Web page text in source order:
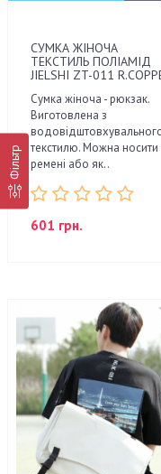
Фільтр
СУМКА ЖІНОЧА
ТЕКСТИЛЬ ПОЛІАМІД
JIELSHI ZT-011
Сумка жіноча - рюкзак.
Виготовлена ​​з
текстилю. Можна носити
ремені або як..
601 грн.